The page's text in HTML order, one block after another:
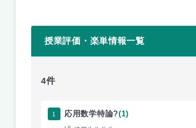
授業評価・楽単情報一覧
4件
1 応用数学特論?(1)